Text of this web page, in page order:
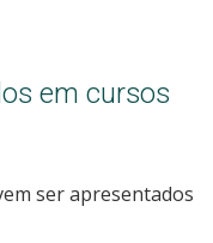
em cursos
ser apresentados